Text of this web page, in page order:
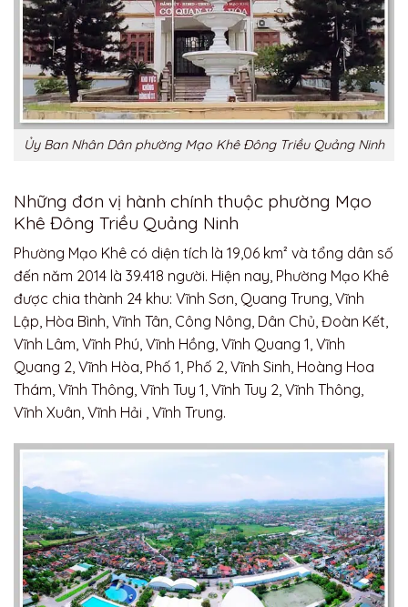
Ủy Ban Nhân Dân phường Mạo Khê Đông Triều Quảng Ninh
Những đơn vị hành chính thuộc phường Mạo
Khê Đông Triều Quảng Ninh
Phường Mạo Khê có diện tích là 19,06 km² và tổng dân số
đến năm 2014 là 39.418 người. Hiện nay, Phường Mạo Khê
được chia thành 24 khu: Vĩnh Sơn, Quang Trung, Vĩnh
Lập, Hòa Bình, Vĩnh Tân, Công Nông, Dân Chủ, Đoàn Kết,
Vĩnh Lâm, Vĩnh Phú, Vĩnh Hồng, Vĩnh Quang 1, Vĩnh
Quang 2, Vĩnh Hòa, Phố 1, Phố 2, Vĩnh Sinh, Hoàng Hoa
Thám, Vĩnh Thông, Vĩnh Tuy 1, Vĩnh Tuy 2, Vĩnh Thông,
Vĩnh Xuân, Vĩnh Hải , Vĩnh Trung.